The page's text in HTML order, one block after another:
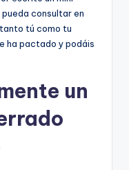
consultar en
tú como tu
ha pactado y podáis
un